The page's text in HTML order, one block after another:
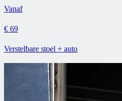
Vanaf
€ 69
Verstelbare stoel + auto